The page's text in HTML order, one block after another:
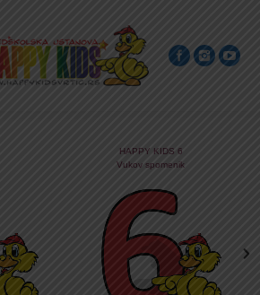
HAPPY KIDS 6
Vukov spomenik